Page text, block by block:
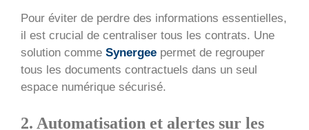
Pour éviter de perdre des informations essentielles,
il est crucial de centraliser tous les contrats. Une
solution comme Synergee permet de regrouper
tous les documents contractuels dans un seul
espace numérique sécurisé.
2. Automatisation et alertes sur les